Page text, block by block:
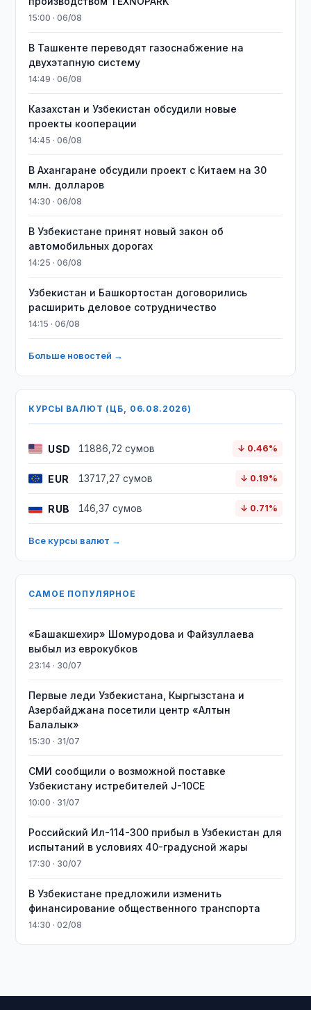
15:00 · 06/08
В Ташкенте переводят газоснабжение на
двухэтапную систему
14:49 · 06/08
Казахстан и Узбекистан обсудили новые
проекты кооперации
14:45 · 06/08
В Ахангаране обсудили проект с Китаем на 30
млн. долларов
14:30 · 06/08
В Узбекистане принят новый закон об
автомобильных дорогах
14:25 · 06/08
Узбекистан и Башкортостан договорились
расширить деловое сотрудничество
14:15 · 06/08
Больше новостей →
КУРСЫ ВАЛЮТ (ЦБ, 06.08.2026)
USD 11886,72 сумов ↓ 0.46%
EUR 13717,27 сумов ↓ 0.19%
RUB 146,37 сумов ↓ 0.71%
Все курсы валют →
САМОЕ ПОПУЛЯРНОЕ
«Башакшехир» Шомуродова и Файзуллаева
выбыл из еврокубков
23:14 · 30/07
Первые леди Узбекистана, Кыргызстана и
Азербайджана посетили центр «Алтын
Балалык»
15:30 · 31/07
СМИ сообщили о возможной поставке
Узбекистану истребителей J-10CE
10:00 · 31/07
Российский Ил-114-300 прибыл в Узбекистан для
испытаний в условиях 40-градусной жары
17:30 · 30/07
В Узбекистане предложили изменить
финансирование общественного транспорта
14:30 · 02/08